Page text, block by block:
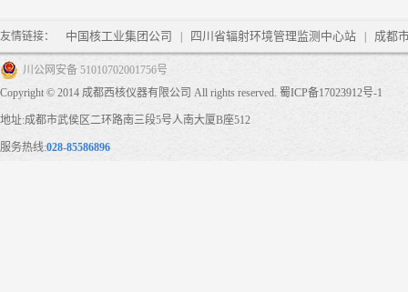
友情链接： 中国核工业集团公司 四川省辐射环境管理监测中心站 成都
川公网安备 51010702001756号
Copyright © 2014 成都西核仪器有限公司 All rights reserved. 蜀ICP备17023912号-1
地址:成都市武侯区二环路南三段5号人南大厦B座512
服务热线:028-85586896